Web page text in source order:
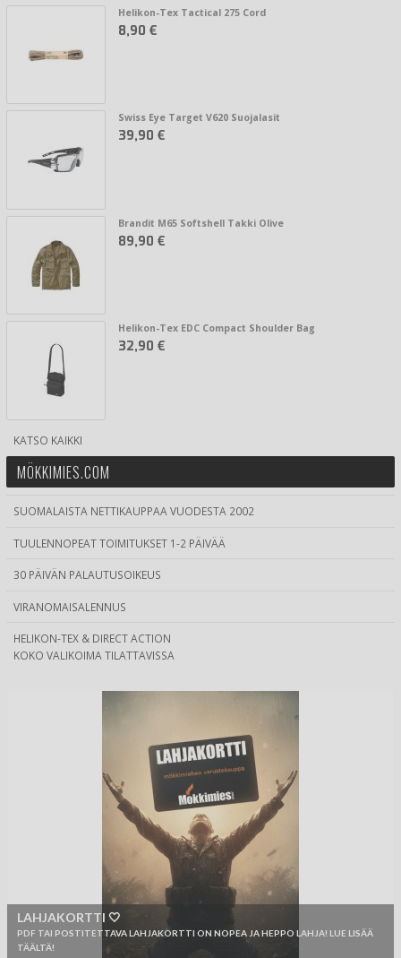
Helikon-Tex Tactical 275 Cord
8,90 €
Swiss Eye Target V620 Suojalasit
39,90 €
Brandit M65 Softshell Takki Olive
89,90 €
Helikon-Tex EDC Compact Shoulder Bag
32,90 €
KATSO KAIKKI
MÖKKIMIES.COM
SUOMALAISTA NETTIKAUPPAA VUODESTA 2002
TUULENNOPEAT TOIMITUKSET 1-2 PÄIVÄÄ
30 PÄIVÄN PALAUTUSOIKEUS
VIRANOMAISALENNUS
HELIKON-TEX & DIRECT ACTION
KOKO VALIKOIMA TILATTAVISSA
LAHJAKORTTI 🤍
PDF TAI POSTITETTAVA LAHJAKORTTI ON NOPEA JA HEPPO LAHJA! LUE LISÄÄ
TÄÄLTÄ!